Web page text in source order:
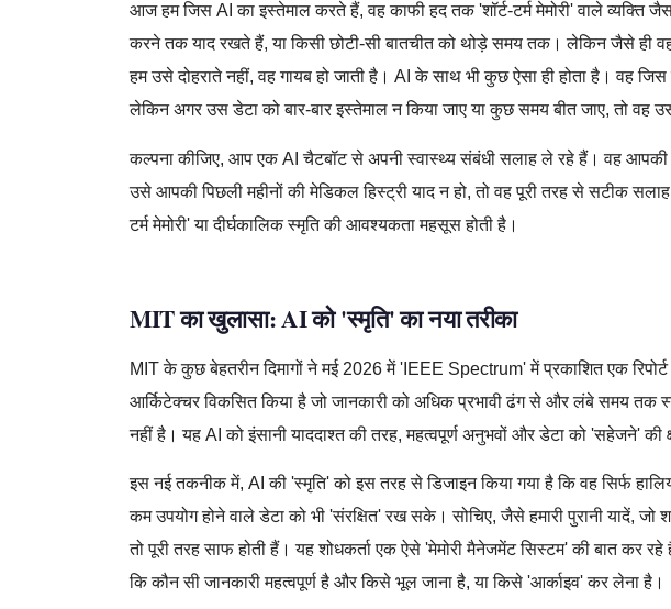
आज हम जिस AI का इस्तेमाल करते हैं, वह काफी हद तक 'शॉर्ट-टर्म मेमोरी' वाले व्यक्ति
करने तक याद रखते हैं, या किसी छोटी-सी बातचीत को थोड़े समय तक। लेकिन जैसे ही वह
हम उसे दोहराते नहीं, वह गायब हो जाती है। AI के साथ भी कुछ ऐसा ही होता है। वह
लेकिन अगर उस डेटा को बार-बार इस्तेमाल न किया जाए या कुछ समय बीत जाए, तो वह
कल्पना कीजिए, आप एक AI चैटबॉट से अपनी स्वास्थ्य संबंधी सलाह ले रहे हैं। वह आपकी
उसे आपकी पिछली महीनों की मेडिकल हिस्ट्री याद न हो, तो वह पूरी तरह से सटीक
टर्म मेमोरी' या दीर्घकालिक स्मृति की आवश्यकता महसूस होती है।
MIT का खुलासा: AI को 'स्मृति' का नया तरीका
MIT के कुछ बेहतरीन दिमागों ने मई 2026 में 'IEEE Spectrum' में प्रकाशित एक
आर्किटेक्चर विकसित किया है जो जानकारी को अधिक प्रभावी ढंग से और लंबे समय तक
नहीं है। यह AI को इंसानी याददाश्त की तरह, महत्वपूर्ण अनुभवों और डेटा को 'सहेजने' की
इस नई तकनीक में, AI की 'स्मृति' को इस तरह से डिजाइन किया गया है कि वह सिर्फ
कम उपयोग होने वाले डेटा को भी 'संरक्षित' रख सके। सोचिए, जैसे हमारी पुरानी यादें,
तो पूरी तरह साफ होती हैं। यह शोधकर्ता एक ऐसे 'मेमोरी मैनेजमेंट सिस्टम' की बात कर
कि कौन सी जानकारी महत्वपूर्ण है और किसे भूल जाना है, या किसे 'आर्काइव' कर लेना है।